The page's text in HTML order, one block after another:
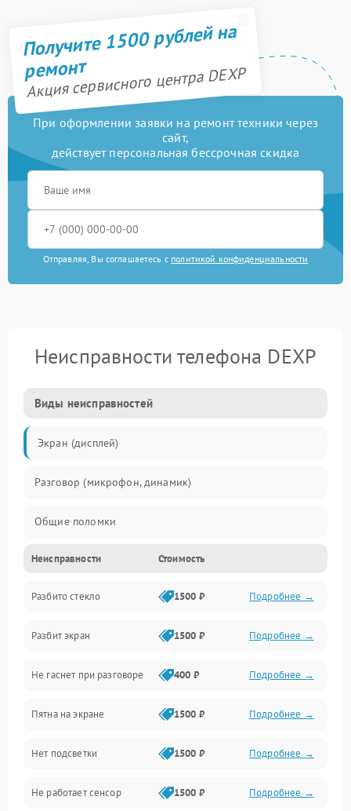
Получите 1500 рублей на
ремонт
Акция сервисного центра DEXP
При оформлении заявки на ремонт техники через
сайт,
действует персональная бессрочная скидка
Отправляя, Вы соглашаетесь с политикой конфиденциальности
Неисправности телефона DEXP
Виды неисправностей
Экран (дисплей)
Разговор (микрофон, динамик)
Общие поломки
Проблемы связи
Камеры
Проблемы с дисплеем и сенсором
Зарядка
Проблемы с питанием, зарядкой и аккумулятором
Проблемы с работой системы, корпусом и другие
Неисправности Стоимость
Разбито стекло 1500 ₽ Подробнее →
Разбит экран 1500 ₽ Подробнее →
Не гаснет при разговоре 400 ₽ Подробнее →
Пятна на экране 1500 ₽ Подробнее →
Нет подсветки 1500 ₽ Подробнее →
Не работает сенсор 1500 ₽ Подробнее →